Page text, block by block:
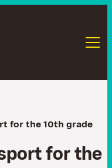
for the 10th grade
port for the